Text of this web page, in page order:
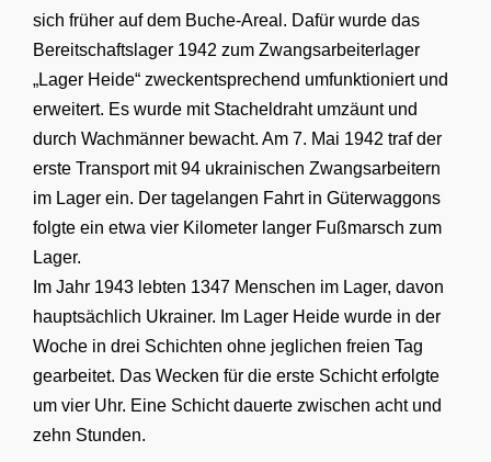
sich früher auf dem Buche-Areal. Dafür wurde das
Bereitschaftslager 1942 zum Zwangsarbeiterlager
„Lager Heide“ zweckentsprechend umfunktioniert und
erweitert. Es wurde mit Stacheldraht umzäunt und
durch Wachmänner bewacht. Am 7. Mai 1942 traf der
erste Transport mit 94 ukrainischen Zwangsarbeitern
im Lager ein. Der tagelangen Fahrt in Güterwaggons
folgte ein etwa vier Kilometer langer Fußmarsch zum
Lager.
Im Jahr 1943 lebten 1347 Menschen im Lager, davon
hauptsächlich Ukrainer. Im Lager Heide wurde in der
Woche in drei Schichten ohne jeglichen freien Tag
gearbeitet. Das Wecken für die erste Schicht erfolgte
um vier Uhr. Eine Schicht dauerte zwischen acht und
zehn Stunden.